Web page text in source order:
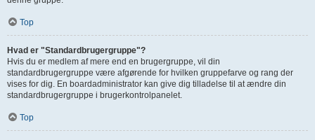
Top
Hvad er "Standardbrugergruppe"?
Hvis du er medlem af mere end en brugergruppe, vil din
standardbrugergruppe være afgørende for hvilken gruppefarve og rang der
vises for dig. En boardadministrator kan give dig tilladelse til at ændre din
standardbrugergruppe i brugerkontrolpanelet.
Top